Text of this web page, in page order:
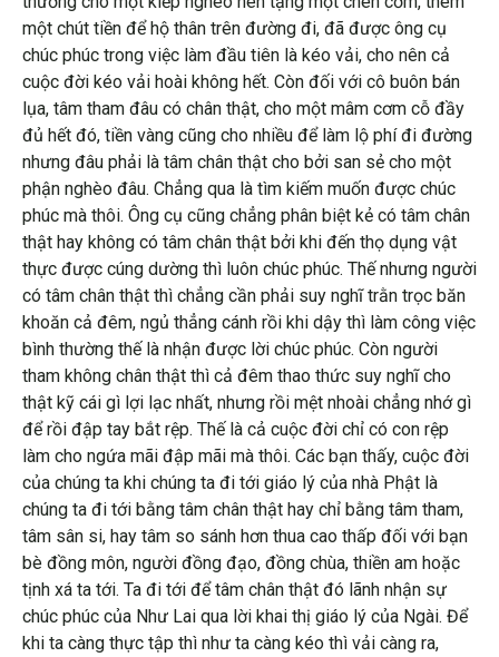
một chút tiền để hộ thân trên đường đi, đã được ông cụ
chúc phúc trong việc làm đầu tiên là kéo vải, cho nên cả
cuộc đời kéo vải hoài không hết. Còn đối với cô buôn bán
lụa, tâm tham đâu có chân thật, cho một mâm cơm cỗ đầy
đủ hết đó, tiền vàng cũng cho nhiều để làm lộ phí đi đường
nhưng đâu phải là tâm chân thật cho bởi san sẻ cho một
phận nghèo đâu. Chẳng qua là tìm kiếm muốn được chúc
phúc mà thôi. Ông cụ cũng chẳng phân biệt kẻ có tâm chân
thật hay không có tâm chân thật bởi khi đến thọ dụng vật
thực được cúng dường thì luôn chúc phúc. Thế nhưng người
có tâm chân thật thì chẳng cần phải suy nghĩ trằn trọc băn
khoăn cả đêm, ngủ thẳng cánh rồi khi dậy thì làm công việc
bình thường thế là nhận được lời chúc phúc. Còn người
tham không chân thật thì cả đêm thao thức suy nghĩ cho
thật kỹ cái gì lợi lạc nhất, nhưng rồi mệt nhoài chẳng nhớ gì
để rồi đập tay bắt rệp. Thế là cả cuộc đời chỉ có con rệp
làm cho ngứa mãi đập mãi mà thôi. Các bạn thấy, cuộc đời
của chúng ta khi chúng ta đi tới giáo lý của nhà Phật là
chúng ta đi tới bằng tâm chân thật hay chỉ bằng tâm tham,
tâm sân si, hay tâm so sánh hơn thua cao thấp đối với bạn
bè đồng môn, người đồng đạo, đồng chùa, thiền am hoặc
tịnh xá ta tới. Ta đi tới để tâm chân thật đó lãnh nhận sự
chúc phúc của Như Lai qua lời khai thị giáo lý của Ngài. Để
khi ta càng thực tập thì như ta càng kéo thì vải càng ra,